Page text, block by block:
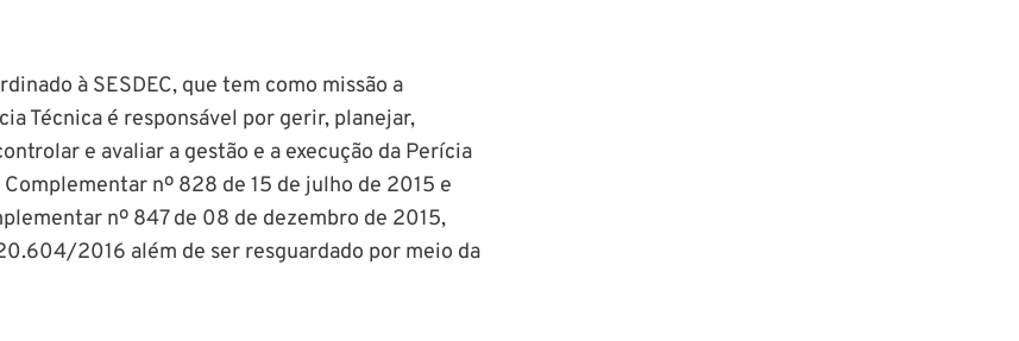
à SESDEC, que tem como missão a
Técnica é responsável por gerir, planejar,
e avaliar a gestão e a execução da Perícia
nº 828 de 15 de julho de 2015 e
nº 847 de 08 de dezembro de 2015,
2016 além de ser resguardado por meio da